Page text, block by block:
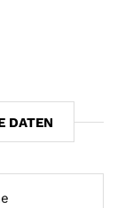
DATEN